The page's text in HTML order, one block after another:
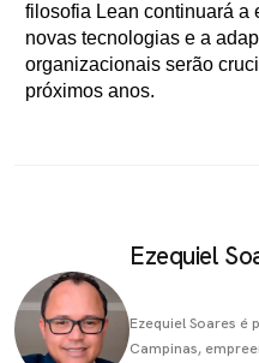
filosofia Lean continuará a
novas tecnologias e a
organizacionais serão
próximos anos.
Ezequiel
Ezequiel Soares é
Campinas,